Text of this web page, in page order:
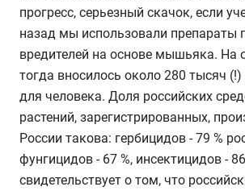
прогресс, серьезный скачок, если
назад мы использовали препараты
вредителей на основе мышьяка. На
тогда вносилось около 280 тысяч
для человека. Доля российских
растений, зарегистрированных,
России такова: гербицидов - 79 %
фунгицидов - 67 %, инсектицидов -
свидетельствует о том, что